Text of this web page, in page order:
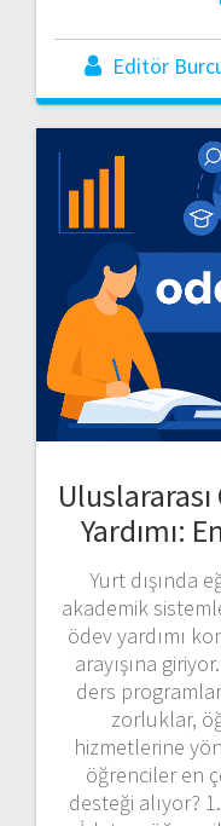
Editör
Yardımı:
Yurt dışında
akademik
ödev yardımı
arayışına
ders
zorluklar,
hizmetlerine
öğrenciler en
desteği alıyor?